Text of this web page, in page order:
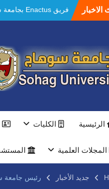
الاخبار
مستشفيات سوهاج
التهنئة عقب توليه مهام
رجال الشرطه
بجهاز ذكي لتوفير
بمعرض الاكاديمية
والخدمية بجامعة
فى أولى أيام المرحلة
الاول في الابتكار
الرئيسية الكليات
المجلات العلمية
جديد الأخبار رئيس جامعة